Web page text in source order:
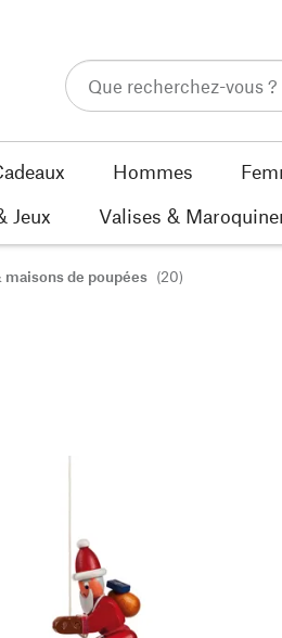
Hommes
Jeux
Valises &
maisons de poupées (20)